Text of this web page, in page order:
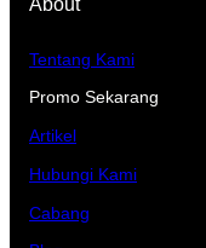
Tentang Kami
Promo Sekarang
Artikel
Hubungi Kami
Cabang